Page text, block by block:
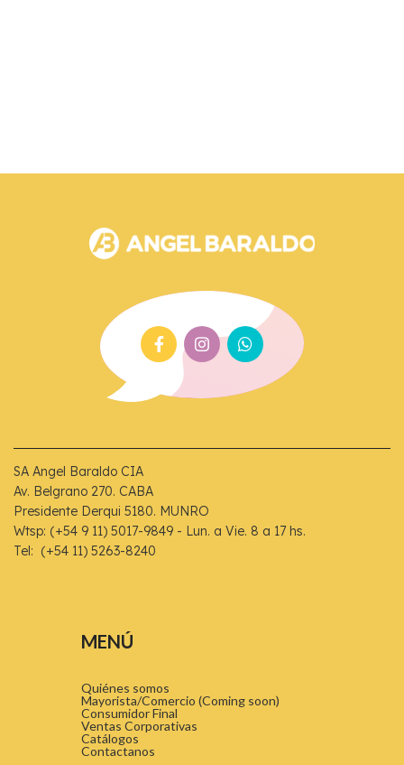
SA Angel Baraldo CIA
Av. Belgrano 270. CABA
Presidente Derqui 5180. MUNRO
Wtsp: (+54 9 11) 5017-9849 - Lun. a Vie. 8 a 17 hs.
Tel: (+54 11) 5263-8240
MENÚ
Quiénes somos
Mayorista/Comercio (Coming soon)
Consumidor Final
Ventas Corporativas
Catálogos
Contactanos